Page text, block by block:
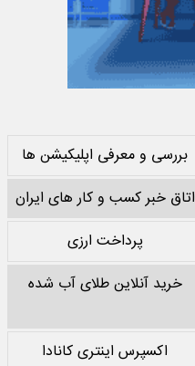
بررسی و معرفی اپلیکیشن ها
اتاق خبر کسب و کار های ایران
پرداخت ارزی
خرید آنلاین طلای آب شده
اکسپرس اینتری کانادا